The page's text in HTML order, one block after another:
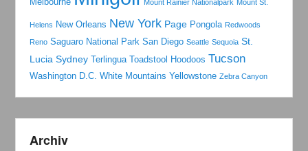
Mount Rainier Nationalpark Mount St.
Helens New Orleans New York Page Pongola Redwoods
Reno Saguaro National Park San Diego Seattle Sequoia St.
Lucia Sydney Terlingua Toadstool Hoodoos Tucson
Washington D.C. White Mountains Yellowstone Zebra Canyon
Archiv